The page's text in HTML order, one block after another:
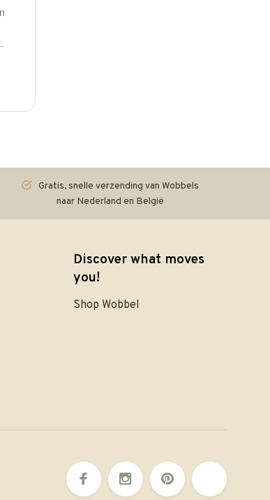
Gratis, snelle verzending van Wobbels
naar Nederland en België
Discover what moves
you!
Shop Wobbel